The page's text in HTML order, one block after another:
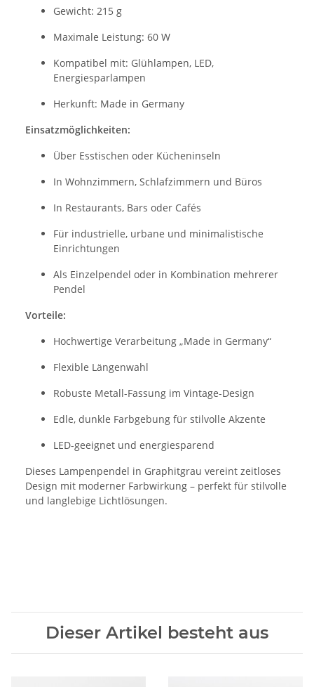
Gewicht: 215 g
Maximale Leistung: 60 W
Kompatibel mit: Glühlampen, LED,
Energiesparlampen
Herkunft: Made in Germany
Einsatzmöglichkeiten:
Über Esstischen oder Kücheninseln
In Wohnzimmern, Schlafzimmern und Büros
In Restaurants, Bars oder Cafés
Für industrielle, urbane und minimalistische
Einrichtungen
Als Einzelpendel oder in Kombination mehrerer
Pendel
Vorteile:
Hochwertige Verarbeitung „Made in Germany“
Flexible Längenwahl
Robuste Metall-Fassung im Vintage-Design
Edle, dunkle Farbgebung für stilvolle Akzente
LED-geeignet und energiesparend
Dieses Lampenpendel in Graphitgrau vereint zeitloses
Design mit moderner Farbwirkung – perfekt für stilvolle
und langlebige Lichtlösungen.
Dieser Artikel besteht aus